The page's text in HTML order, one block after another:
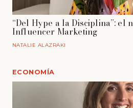
“Del Hype a la Disciplina”: el
Influencer Marketing
NATALIE ALAZRAKI
ECONOMÍA